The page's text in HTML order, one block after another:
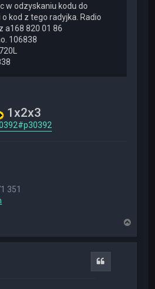
w odzyskaniu kodu do
kod z tego radyjka. Radio
a168 820 01 86
106838
1x2x3
351
g